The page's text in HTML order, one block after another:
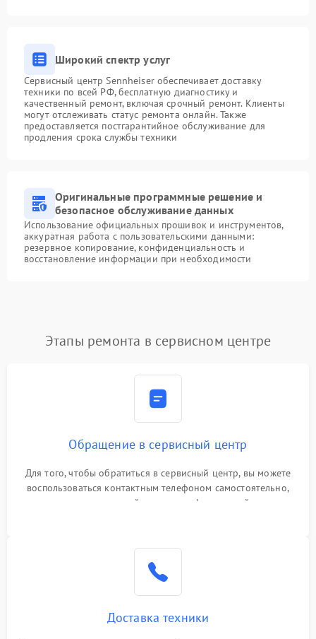
Широкий спектр услуг
Сервисный центр Sennheiser обеспечивает доставку
техники по всей РФ, бесплатную диагностику и
качественный ремонт, включая срочный ремонт. Клиенты
могут отслеживать статус ремонта онлайн. Также
предоставляется постгарантийное обслуживание для
продления срока службы техники
Оригинальные программные решение и
безопасное обслуживание данных
Использование официальных прошивок и инструментов,
аккуратная работа с пользовательскими данными:
резервное копирование, конфиденциальность и
восстановление информации при необходимости
Этапы ремонта в сервисном центре
Обращение в сервисный центр
Для того, чтобы обратиться в сервисный центр, вы можете
воспользоваться контактным телефоном самостоятельно,
или оставить свой номер телефона на сайте
Доставка техники